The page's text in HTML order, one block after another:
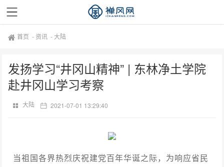
首页 - 资讯 -大陆
发扬学习“井冈山精神” | 东林净土学院
赴井冈山学习考察
大陆 2021-07-01 13:29:40
当祖国各界热烈庆祝建党百年华诞之际，为响应省民